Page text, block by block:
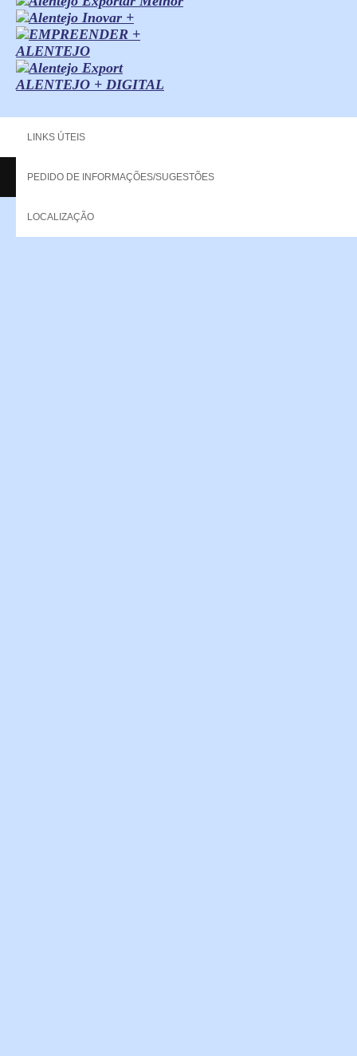
ALENTEJO + DIGITAL
LINKS ÚTEIS
PEDIDO DE INFORMAÇÕES/SUGESTÕES
LOCALIZAÇÃO
Copyright - 2013 NERPOR. All rights reserved.